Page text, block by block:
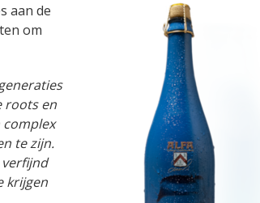
aan de
om
roots en
te zijn.
krijgen